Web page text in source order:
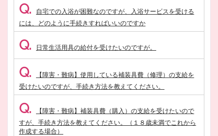
Q. 自宅での入浴が困難なのですが、入浴サービスを受ける
には、どのように手続きすればいいのですか
Q. 日常生活用具の給付を受けたいのですが。
Q.
【障害・難病】使用している補装具費（修理）の支給を
受けたいのですが、手続き方法を教えてください。
Q.
【障害・難病】補装具費（購入）の支給を受けたいので
すが、手続き方法を教えてください。（１８歳未満でこれから
作成する場合）